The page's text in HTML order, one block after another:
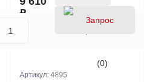
₽
(0)
Артикул: 4895